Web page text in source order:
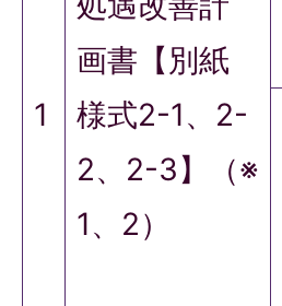
1
画書【別紙
様式2-1、2-
2、2-3】（※
1、2）